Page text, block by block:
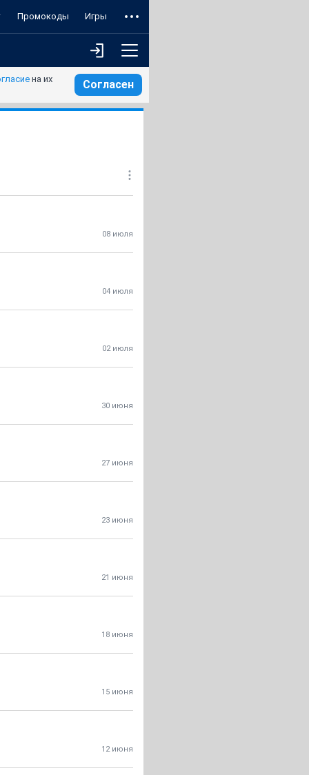
Промокоды Игры
на их
Согласен
08 июля
04 июля
02 июля
30 июня
27 июня
23 июня
21 июня
18 июня
15 июня
12 июня